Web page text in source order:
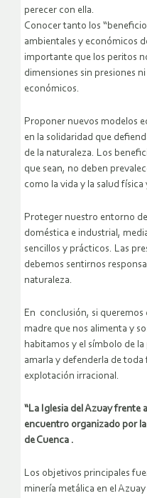
perecer con ella.
Conocer tanto los
ambientales y económicos
importante que los peritos
dimensiones sin presiones
económicos.
Proponer nuevos modelos
en la solidaridad que
de la naturaleza. Los
que sean, no deben
como la vida y la salud física
Proteger nuestro entorno
doméstica e industrial,
sencillos y prácticos. Las
debemos sentirnos
naturaleza.
En conclusión, si queremos
madre que nos alimenta y
habitamos y el símbolo de
amarla y defenderla de
explotación irracional.
“La Iglesia del Azuay frente
encuentro organizado por
de Cuenca .
Los objetivos principales
minería metálica en el